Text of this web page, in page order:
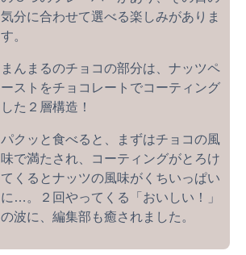
気分に合わせて選べる楽しみがありま
す。
まんまるのチョコの部分は、ナッツペ
ーストをチョコレートでコーティング
した２層構造！
パクッと食べると、まずはチョコの風
味で満たされ、コーティングがとろけ
てくるとナッツの風味がくちいっぱい
に…。２回やってくる「おいしい！」
の波に、編集部も癒されました。